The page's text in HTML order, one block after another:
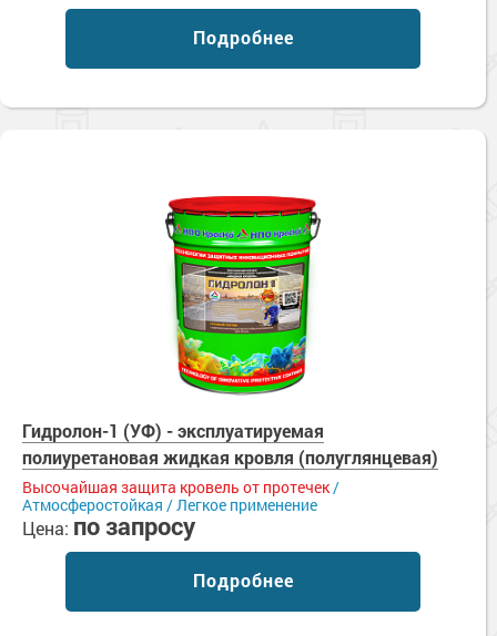
Подробнее
Гидролон-1 (УФ) - эксплуатируемая
полиуретановая жидкая кровля (полуглянцевая)
Высочайшая защита кровель от протечек/
Атмосферостойкая / Легкое применение
Цена: по запросу
Подробнее